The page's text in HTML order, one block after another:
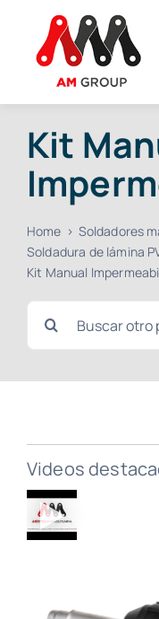
contenido
Kit
Home
Soldadores
Soldadura de lámina
Kit Manual
Buscar:
Videos